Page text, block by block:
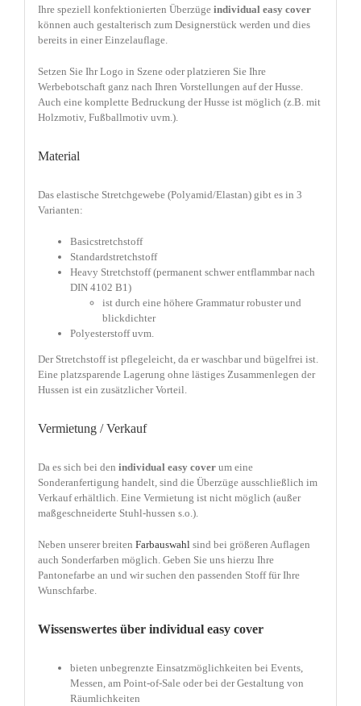
Ihre speziell konfektionierten Überzüge individual easy cover
können auch gestalterisch zum Designerstück werden und dies
bereits in einer Einzelauflage.
Setzen Sie Ihr Logo in Szene oder platzieren Sie Ihre
Werbebotschaft ganz nach Ihren Vorstellungen auf der Husse.
Auch eine komplette Bedruckung der Husse ist möglich (z.B. mit
Holzmotiv, Fußballmotiv uvm.).
Material
Das elastische Stretchgewebe (Polyamid/Elastan) gibt es in 3
Varianten:
Basicstretchstoff
Standardstretchstoff
Heavy Stretchstoff (permanent schwer entflammbar nach
DIN 4102 B1)
ist durch eine höhere Grammatur robuster und
blickdichter
Polyesterstoff uvm.
Der Stretchstoff ist pflegeleicht, da er waschbar und bügelfrei ist.
Eine platzsparende Lagerung ohne lästiges Zusammenlegen der
Hussen ist ein zusätzlicher Vorteil.
Vermietung / Verkauf
Da es sich bei den individual easy coverum eine
Sonderanfertigung handelt, sind die Überzüge ausschließlich im
Verkauf erhältlich. Eine Vermietung ist nicht möglich (außer
maßgeschneiderte Stuhl-hussen s.o.).
Neben unserer breiten Farbauswahlsind bei größeren Auflagen
auch Sonderfarben möglich. Geben Sie uns hierzu Ihre
Pantonefarbe an und wir suchen den passenden Stoff für Ihre
Wunschfarbe.
Wissenswertes über individual easy cover
bieten unbegrenzte Einsatzmöglichkeiten bei Events,
Messen, am Point-of-Sale oder bei der Gestaltung von
Räumlichkeiten